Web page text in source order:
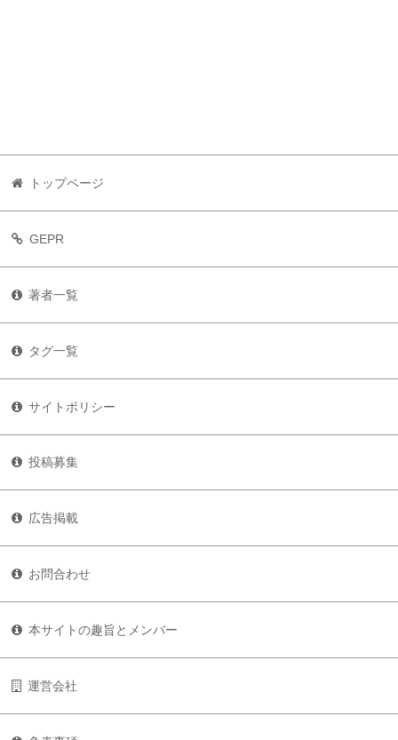
トップページ
GEPR
著者一覧
タグ一覧
サイトポリシー
投稿募集
広告掲載
お問合わせ
本サイトの趣旨とメンバー
運営会社